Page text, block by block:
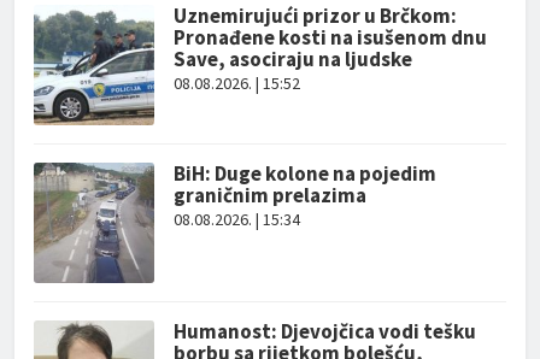
Uznemirujući prizor u Brčkom:
Pronađene kosti na isušenom dnu
Save, asociraju na ljudske
08.08.2026. | 15:52
BiH: Duge kolone na pojedim
graničnim prelazima
08.08.2026. | 15:34
Humanost: Djevojčica vodi tešku
borbu sa rijetkom bolešću,